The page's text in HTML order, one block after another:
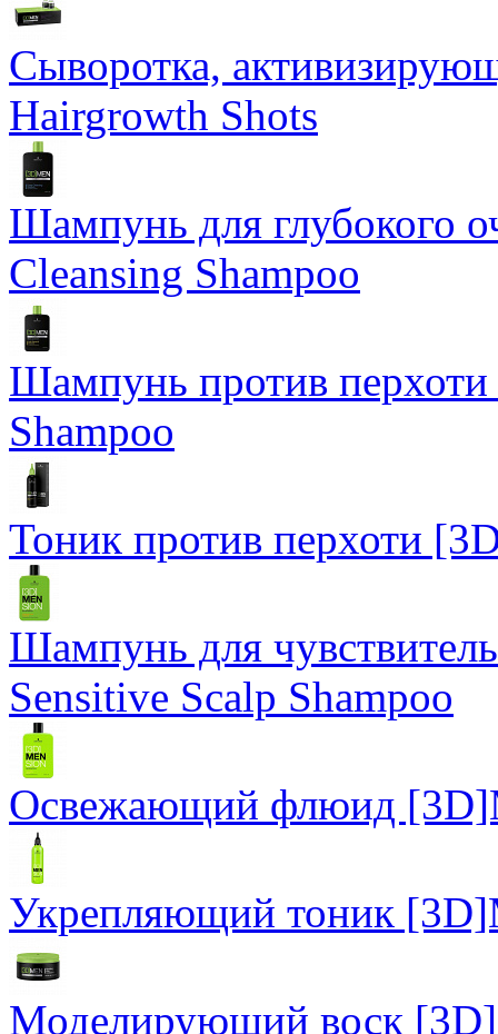
Сыворотка,
Hairgrowth Shots
Шампунь для глубокого
Cleansing Shampoo
Шампунь против
Shampoo
Тоник против перхоти
Шампунь для
Sensitive Scalp Shampoo
Освежающий флюид
Укрепляющий тоник
Моделирующий воск